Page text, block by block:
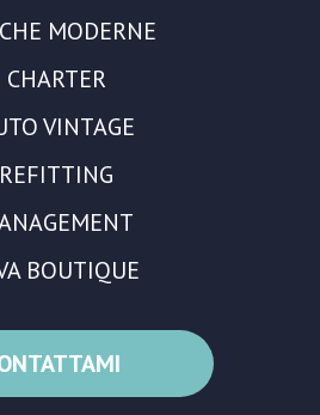
MODERNE
CHARTER
VINTAGE
REFITTING
BOUTIQUE